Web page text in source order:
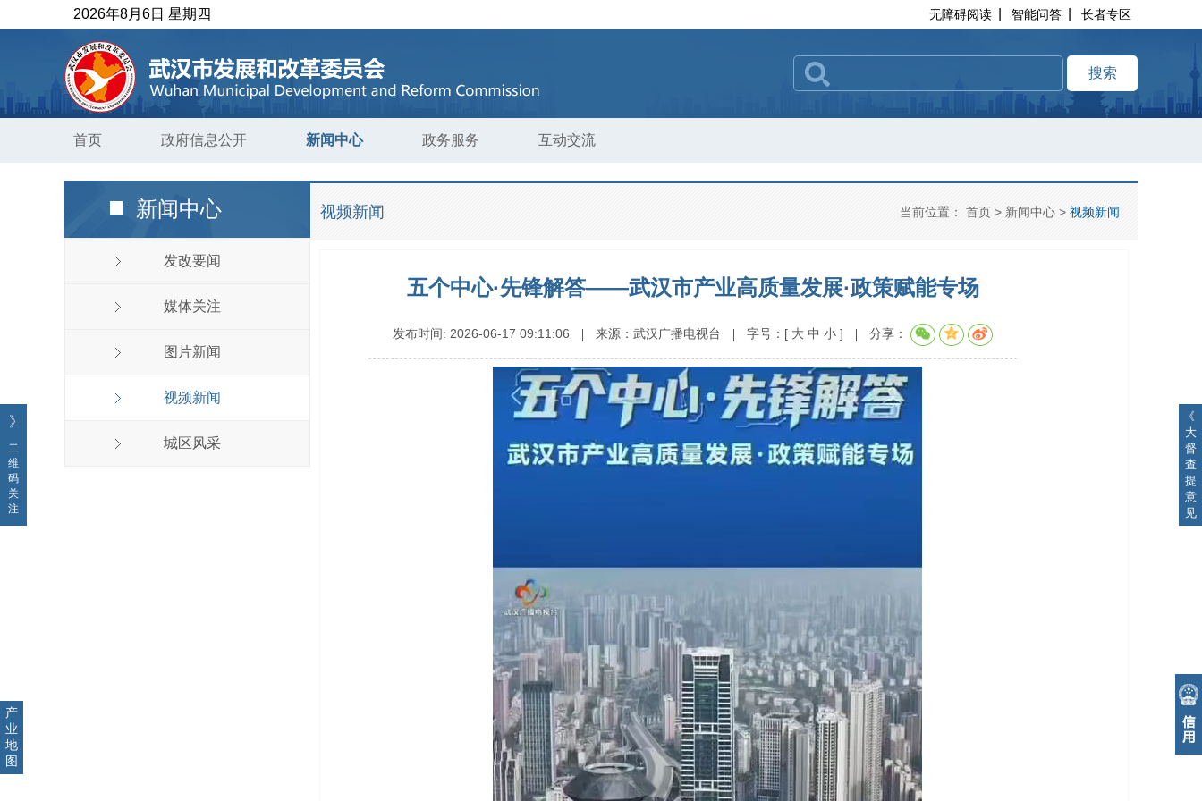
2026年8月6日 星期四 无障碍阅读 智能问答 长者专区
搜索
首页 政府信息公开 新闻中心 政务服务 互动交流
新闻中心
发改要闻
媒体关注
图片新闻
视频新闻
城区风采
视频新闻 当前位置： 首页 > 新闻中心 > 视频新闻
五个中心·先锋解答——武汉市产业高质量发展·政策赋能专场
发布时间: 2026-06-17 09:11:06 来源： 武汉广播电视台 字号： [ 大 中 小 ] 分享：
》
二
维
码
关
注
《
大
督
查
提
意
见
产
业
地
图